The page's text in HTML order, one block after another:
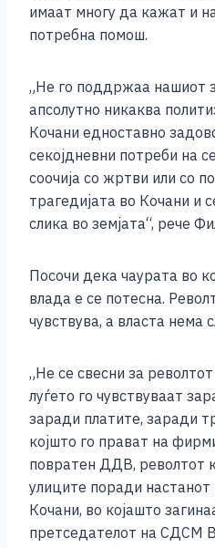
имаат многу да кажат и
потребна помош.
„Не го поддржаа нашиот
апсолутно никаква
Кочани едноставно
секојдневни потреби на
соочија со жртви или со
трагедијата во Кочани и
слика во земјата“, рече
Посочи дека чаурата во
влада е се потесна.
чувствува, а власта нема
„Не се свесни за
луѓето го чувствуваат
заради платите, заради
којшто го прават на
повратен ДДВ, револтот
улиците поради настанот
Кочани, во којашто
претседателот на СДСМ